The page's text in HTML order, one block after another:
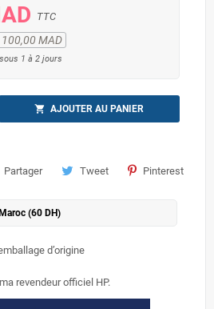
TTC
100,00 MAD
1 à 2 jours
shopping_cart AJOUTER AU PANIER
Partager Tweet Pinterest
(60 DH)
d’origine
revendeur officiel HP.